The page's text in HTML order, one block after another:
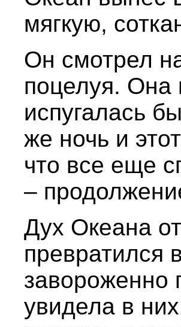
мягкую,
Он смотрел
поцелуя. Она
испугалась
же ночь и
что все еще
–
Дух Океана
превратился
завороженно
увидела в